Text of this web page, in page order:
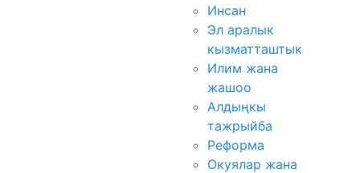
Инсан
Эл аралык
кызматташтык
Илим жана
жашоо
Алдыңкы
тажрыйба
Реформа
Окуялар жана